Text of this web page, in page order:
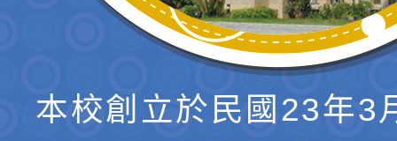
本校創立於民國23年3